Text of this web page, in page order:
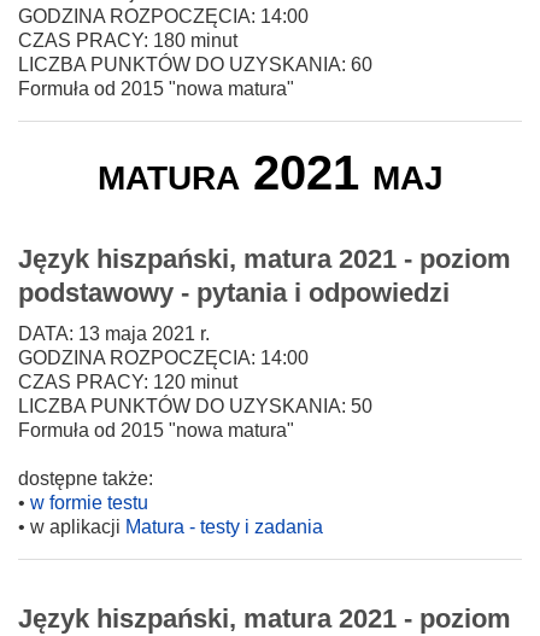
GODZINA ROZPOCZĘCIA: 14:00
CZAS PRACY: 180 minut
LICZBA PUNKTÓW DO UZYSKANIA: 60
Formuła od 2015 "nowa matura"
matura 2021 maj
Język hiszpański, matura 2021 - poziom
podstawowy - pytania i odpowiedzi
DATA: 13 maja 2021 r.
GODZINA ROZPOCZĘCIA: 14:00
CZAS PRACY: 120 minut
LICZBA PUNKTÓW DO UZYSKANIA: 50
Formuła od 2015 "nowa matura"
dostępne także:
• w formie testu
• w aplikacji Matura - testy i zadania
Język hiszpański, matura 2021 - poziom